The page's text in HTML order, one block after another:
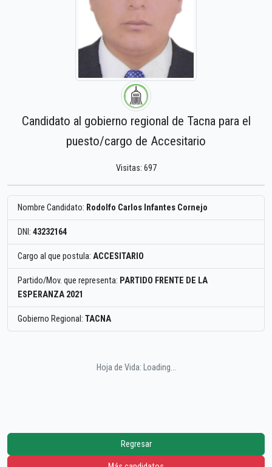
Candidato al gobierno regional de Tacna para el
puesto/cargo de Accesitario
Visitas: 697
Nombre Candidato: Rodolfo Carlos Infantes Cornejo
DNI: 43232164
Cargo al que postula: ACCESITARIO
Partido/Mov. que representa: PARTIDO FRENTE DE LA
ESPERANZA 2021
Gobierno Regional: TACNA
Hoja de Vida: Loading...
Regresar